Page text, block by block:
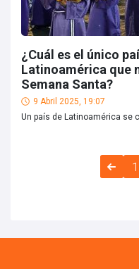
¿Cuál es el único
Latinoamérica que
Semana Santa?
9 Abril 2025, 19:07
Un país de Latinoamérica se
1